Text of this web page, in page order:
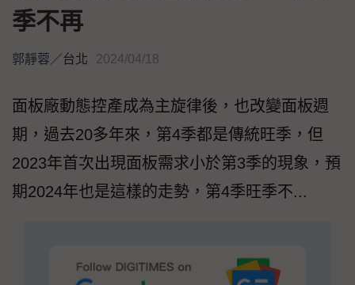
季不再
郭靜蓉／台北 2024/04/18
面板廠動態控產成為主旋律後，也改變面板週
期，過去20多年來，第4季都是傳統旺季，但
2023年首次出現面板需求小於第3季的現象，預
期2024年也是這樣的走勢，第4季旺季不...